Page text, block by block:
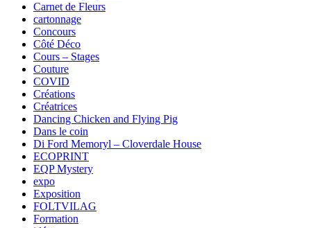
Carnet de Fleurs
cartonnage
Concours
Côté Déco
Cours – Stages
Couture
COVID
Créations
Créatrices
Dancing Chicken and Flying Pig
Dans le coin
Di Ford Memoryl – Cloverdale House
ECOPRINT
EQP Mystery
expo
Exposition
FOLTVILAG
Formation